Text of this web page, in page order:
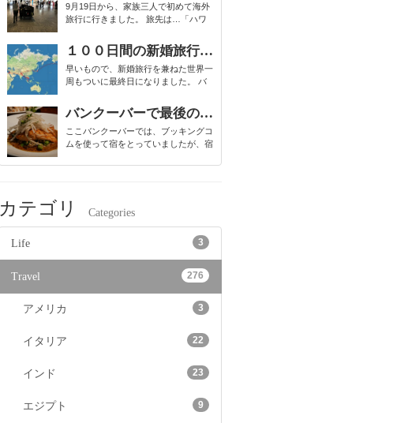
台輪行で持って来ています。当然、空
港からのザ・バスには乗れないので、
9月19日から、家族三人で初めて海外
旅行に行きました。 旅先は…「ハワ
私は、高校生の時に家族が当てた年賀
はがきのお年玉商品「ハワイ旅行」以
来の２回目です。 娘は、1歳4か月で
飛行機未経験なのでどうなるやら…不
１００日間の新婚旅行を終えて
早いもので、新婚旅行を兼ねた世界一
周もついに最終日になりました。 バ
です。16:05発、翌日の18:45着。約11
時間かけて日付変更線を超えて東京へ
戻ります。 そして11/1、羽田空港到
着！ついに地球を一周しまし...
バンクーバーで最後の夜ご飯
ここバンクーバーでは、ブッキングコ
ムを使って宿をとっていましたが、宿
ていたり、雰囲気がちょい危ない感じ
ごすのはなんだかな、ということで街
の中心に近いエリアの...
カテゴリ Categories
Life 3
Travel 276
アメリカ 3
イタリア 22
インド 23
エジプト 9